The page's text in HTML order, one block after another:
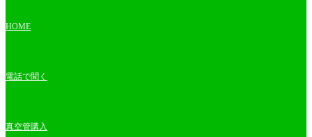
HOME
電話で聞く
真空管購入